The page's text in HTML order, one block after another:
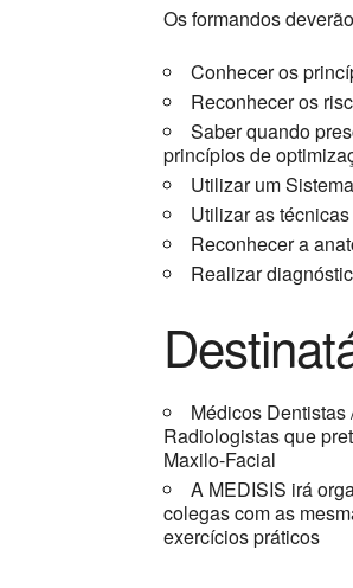
Os formandos
Conhecer os
Reconhecer os
Saber quando
princípios de
Utilizar um
Utilizar as
Reconhecer a
Realizar
Médicos
Radiologistas que
Maxilo-Facial
A MEDISIS irá
colegas com as
exercícios práticos